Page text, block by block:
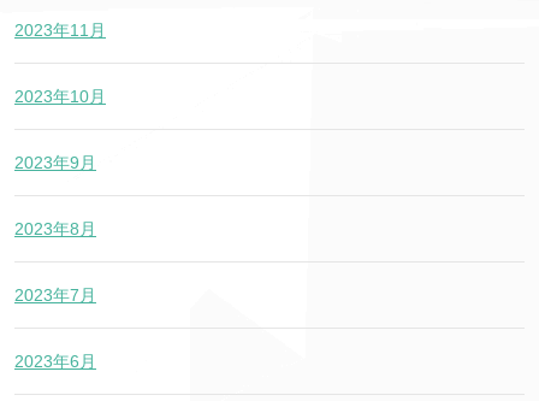
2023年11月
2023年10月
2023年9月
2023年8月
2023年7月
2023年6月